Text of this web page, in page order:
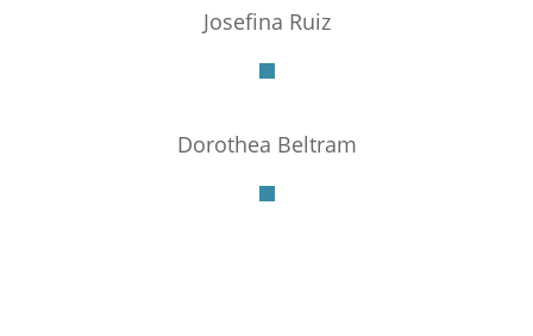
Josefina Ruiz
Dorothea Beltram